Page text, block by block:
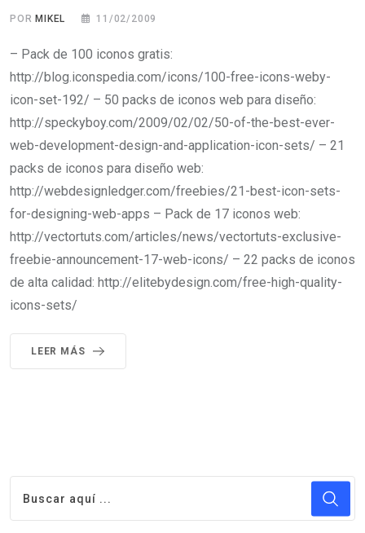
POR MIKEL 11/02/2009
– Pack de 100 iconos gratis:
http://blog.iconspedia.com/icons/100-free-icons-weby-
icon-set-192/ – 50 packs de iconos web para diseño:
http://speckyboy.com/2009/02/02/50-of-the-best-ever-
web-development-design-and-application-icon-sets/ – 21
packs de iconos para diseño web:
http://webdesignledger.com/freebies/21-best-icon-sets-
for-designing-web-apps – Pack de 17 iconos web:
http://vectortuts.com/articles/news/vectortuts-exclusive-
freebie-announcement-17-web-icons/ – 22 packs de iconos
de alta calidad: http://elitebydesign.com/free-high-quality-
icons-sets/
LEER MÁS